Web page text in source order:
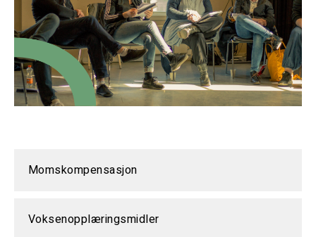
Momskompensasjon
Voksenopplæringsmidler